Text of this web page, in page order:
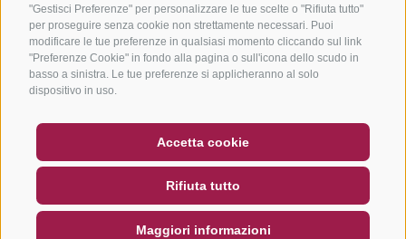
"Gestisci Preferenze" per personalizzare le tue scelte o "Rifiuta tutto"
per proseguire senza cookie non strettamente necessari. Puoi
modificare le tue preferenze in qualsiasi momento cliccando sul link
"Preferenze Cookie" in fondo alla pagina o sull'icona dello scudo in
basso a sinistra. Le tue preferenze si applicheranno al solo
dispositivo in uso.
Accetta cookie
Rifiuta tutto
Maggiori informazioni
NEWSLETTER
SOCIAL WALL METEO